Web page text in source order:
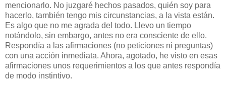
mencionarlo. No juzgaré hechos pasados, quién soy para
hacerlo, también tengo mis circunstancias, a la vista están.
Es algo que no me agrada del todo. Llevo un tiempo
notándolo, sin embargo, antes no era consciente de ello.
Respondía a las afirmaciones (no peticiones ni preguntas)
con una acción inmediata. Ahora, agotado, he visto en esas
afirmaciones unos requerimientos a los que antes respondía
de modo instintivo.